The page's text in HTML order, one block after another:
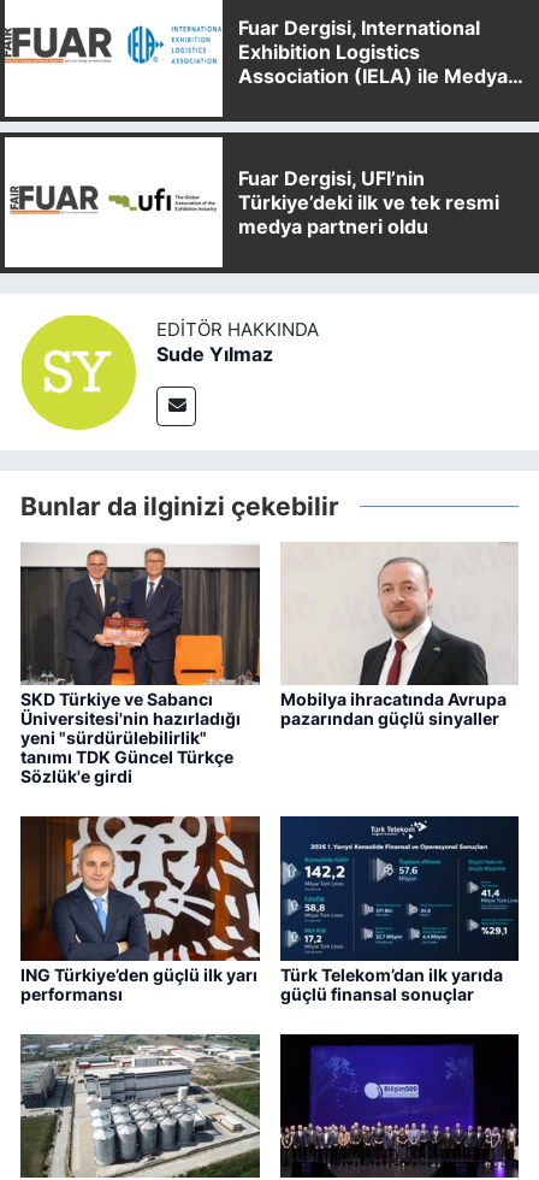
Fuar Dergisi, International
Exhibition Logistics
Association (IELA) ile Medya
Fuar Dergisi, UFI’nin
Türkiye’deki ilk ve tek resmi
medya partneri oldu
EDITÖR HAKKINDA
Sude Yılmaz
Bunlar da ilginizi çekebilir
SKD Türkiye ve Sabancı
Üniversitesi'nin hazırladığı
yeni "sürdürülebilirlik"
tanımı TDK Güncel Türkçe
Sözlük'e girdi
Mobilya ihracatında Avrupa
pazarından güçlü sinyaller
ING Türkiye’den güçlü ilk yarı
performansı
Türk Telekom’dan ilk yarıda
güçlü finansal sonuçlar